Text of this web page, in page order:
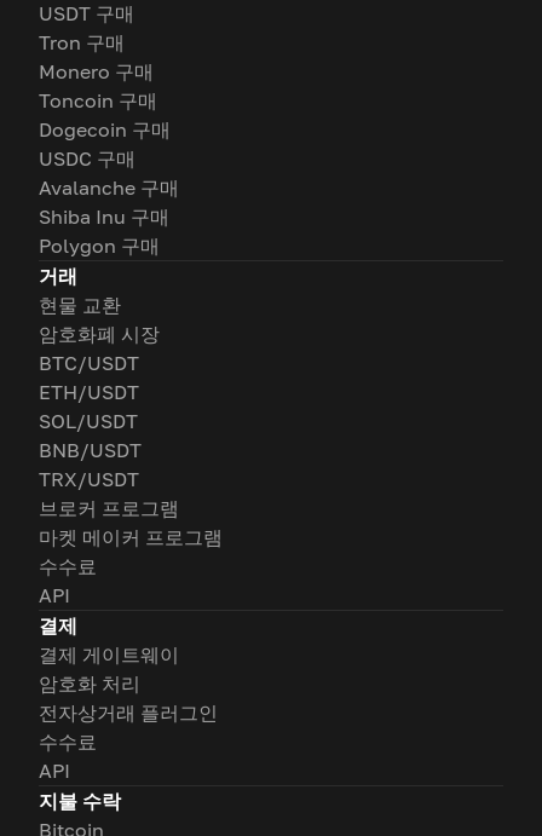
USDT 구매
Tron 구매
Monero 구매
Toncoin 구매
Dogecoin 구매
USDC 구매
Avalanche 구매
Shiba Inu 구매
Polygon 구매
거래
현물 교환
암호화폐 시장
BTC/USDT
ETH/USDT
SOL/USDT
BNB/USDT
TRX/USDT
브로커 프로그램
마켓 메이커 프로그램
수수료
API
결제
결제 게이트웨이
암호화 처리
전자상거래 플러그인
수수료
API
지불 수락
Bitcoin